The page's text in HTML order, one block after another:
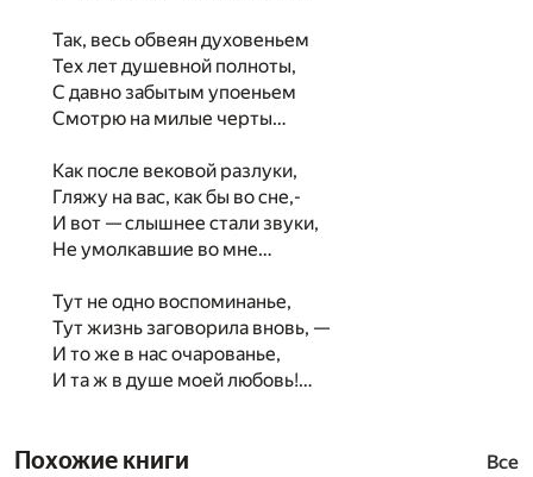
Так, весь обвеян духовеньем
Тех лет душевной полноты,
С давно забытым упоеньем
Смотрю на милые черты…
Как после вековой разлуки,
Гляжу на вас, как бы во сне,-
И вот — слышнее стали звуки,
Не умолкавшие во мне…
Тут не одно воспоминанье,
Тут жизнь заговорила вновь, —
И то же в нас очарованье,
И та ж в душе моей любовь!…
Похожие книги Все